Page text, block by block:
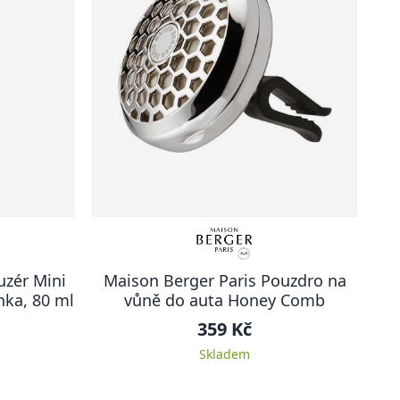
Mini
80 ml
Maison Berger Paris Pouzdro na
vůně do auta Honey Comb
359 Kč
Skladem